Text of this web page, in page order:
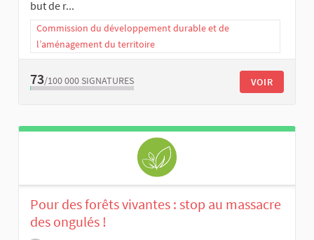
but de r...
Commission du développement durable et de
l’aménagement du territoire
73/100 000 SIGNATURES VOIR
Pour des forêts vivantes : stop au massacre
des ongulés !